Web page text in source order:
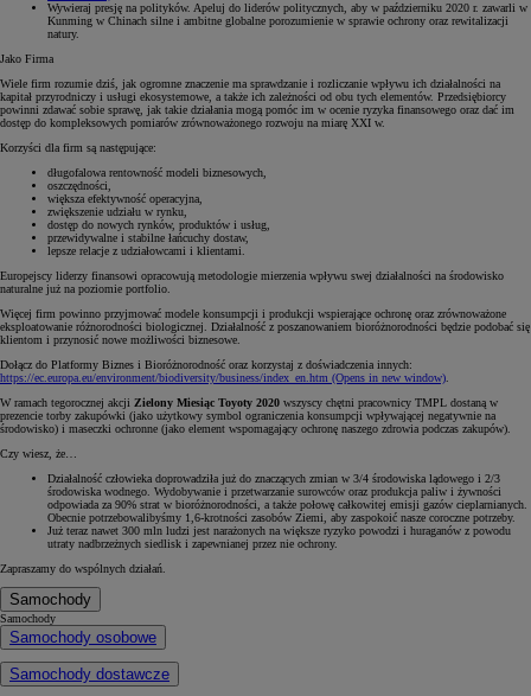
Wywieraj presję na polityków. Apeluj do liderów politycznych, aby w październiku 2020 r. zawarli w
Kunming w Chinach silne i ambitne globalne porozumienie w sprawie ochrony oraz rewitalizacji
natury.
Jako Firma
Wiele firm rozumie dziś, jak ogromne znaczenie ma sprawdzanie i rozliczanie wpływu ich działalności na
kapitał przyrodniczy i usługi ekosystemowe, a także ich zależności od obu tych elementów. Przedsiębiorcy
powinni zdawać sobie sprawę, jak takie działania mogą pomóc im w ocenie ryzyka finansowego oraz dać im
dostęp do kompleksowych pomiarów zrównoważonego rozwoju na miarę XXI w.
Korzyści dla firm są następujące:
długofalowa rentowność modeli biznesowych,
oszczędności,
większa efektywność operacyjna,
zwiększenie udziału w rynku,
dostęp do nowych rynków, produktów i usług,
przewidywalne i stabilne łańcuchy dostaw,
lepsze relacje z udziałowcami i klientami.
Europejscy liderzy finansowi opracowują metodologie mierzenia wpływu swej działalności na środowisko
naturalne już na poziomie portfolio.
Więcej firm powinno przyjmować modele konsumpcji i produkcji wspierające ochronę oraz zrównoważone
eksploatowanie różnorodności biologicznej. Działalność z poszanowaniem bioróżnorodności będzie podobać się
klientom i przynosić nowe możliwości biznesowe.
Dołącz do Platformy Biznes i Bioróżnorodność oraz korzystaj z doświadczenia innych:
https://ec.europa.eu/environment/biodiversity/business/index_en.htm (Opens in new window)
W ramach tegorocznej akcji Zielony Miesiąc Toyoty 2020 wszyscy chętni pracownicy TMPL dostaną w
prezencie torby zakupówki (jako użytkowy symbol ograniczenia konsumpcji wpływającej negatywnie na
środowisko) i maseczki ochronne (jako element wspomagający ochronę naszego zdrowia podczas zakupów).
Czy wiesz, że…
Działalność człowieka doprowadziła już do znaczących zmian w 3/4 środowiska lądowego i 2/3
środowiska wodnego. Wydobywanie i przetwarzanie surowców oraz produkcja paliw i żywności
odpowiada za 90% strat w bioróżnorodności, a także połowę całkowitej emisji gazów cieplarnianych.
Obecnie potrzebowalibyśmy 1,6-krotności zasobów Ziemi, aby zaspokoić nasze coroczne potrzeby.
Już teraz nawet 300 mln ludzi jest narażonych na większe ryzyko powodzi i huraganów z powodu
utraty nadbrzeżnych siedlisk i zapewnianej przez nie ochrony.
Zapraszamy do wspólnych działań.
Samochody
Samochody
Samochody osobowe
Samochody dostawcze